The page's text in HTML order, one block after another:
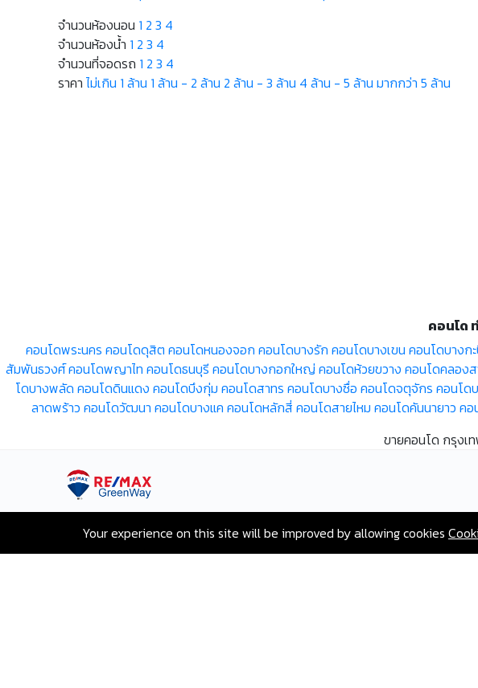
จำนวนห้องนอน 1 2 3 4
จำนวนห้องน้ำ 1 2 3 4
จำนวนที่จอดรถ 1 2 3 4
ราคา ไม่เกิน 1 ล้าน 1 ล้าน - 2 ล้าน 2 ล้าน - 3 ล้าน 4 ล้าน - 5 ล้าน มากกว่า 5 ล้าน
คอนโด
คอนโดพระนคร คอนโดดุสิต คอนโดหนองจอก คอนโดบางรัก คอนโดบางเขน คอนโดบางก
สัมพันธวงศ์คอนโดพญาไท คอนโดธนบุรี คอนโดบางกอกใหญ่ คอนโดห้วยขวาง คอนโดคลอง
โดบางพลัด คอนโดดินแดง คอนโดบึงกุ่ม คอนโดสาทร คอนโดบางซื่อ คอนโดจตุจักร คอนโด
ลาดพร้าว คอนโดวัฒนา คอนโดบางแค คอนโดหลักสี่ คอนโดสายไหม คอนโดคันนายาว คอ
ขายคอนโด กรุงเ
บางเมืองใหม่ เมืองสมุทรปราการ
Your experience on this site will be improved by allowing cookies